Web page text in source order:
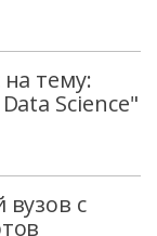
тему:
Science"
с